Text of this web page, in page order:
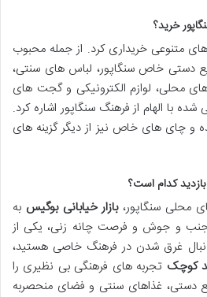
خرید؟
متنوعی خریداری کرد. از جمله محبوب
دستی خاص سنگاپور، لباس های سنتی،
محلی، لوازم الکترونیکی و گجت های
با الهام از فرهنگ سنگاپور اشاره کرد.
و چای های خاص نیز از دیگر گزینه های
بازدید کدام است؟
محلی سنگاپور،بازار خیابانی بوگیس به
جنب و جوش و فرصت چانه زنی، یکی از
غرق شدن در فرهنگ خاصی هستید،
کوچک تجربه های فرهنگی بی نظیری را
دستی، غذاهای سنتی و فضای منحصربه